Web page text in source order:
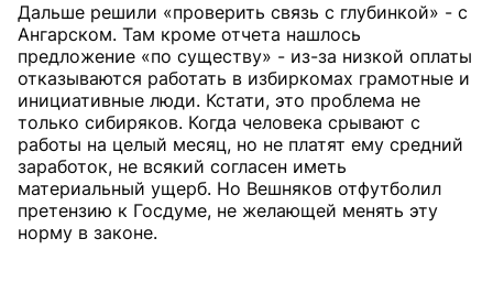
Дальше решили «проверить связь с глубинкой» - с
Ангарском. Там кроме отчета нашлось
предложение «по существу» - из-за низкой оплаты
отказываются работать в избиркомах грамотные и
инициативные люди. Кстати, это проблема не
только сибиряков. Когда человека срывают с
работы на целый месяц, но не платят ему средний
заработок, не всякий согласен иметь
материальный ущерб. Но Вешняков отфутболил
претензию к Госдуме, не желающей менять эту
норму в законе.